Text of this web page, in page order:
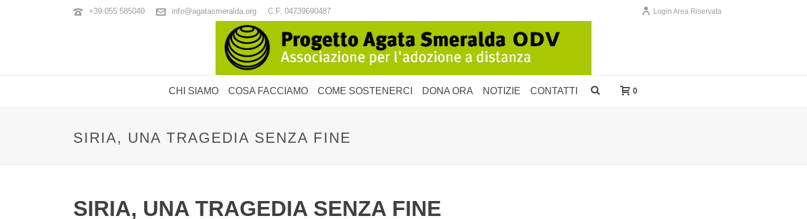
+39 055 585040 info@agatasmeralda.org C.F. 04739690487 Login Area Riservata
CHI SIAMO COSA FACCIAMO COME SOSTENERCI DONA ORA NOTIZIE CONTATTI 0
SIRIA, UNA TRAGEDIA SENZA FINE
SIRIA, UNA TRAGEDIA SENZA FINE